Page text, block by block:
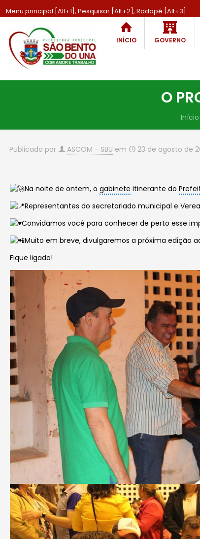
Menu principal [Alt+1], Pesquisar [Alt+2], Rodapé [Alt+3]
INÍCIO GOVERNO
O
Início
Publicado por ASCOM - SBU em 23 de agosto de
Na noite de ontem, ogabinete itinerante do
Representantes do secretariado municipal e
Convidamos você para conhecer de perto esse
Muito em breve, divulgaremos a próxima edição
Fique ligado!